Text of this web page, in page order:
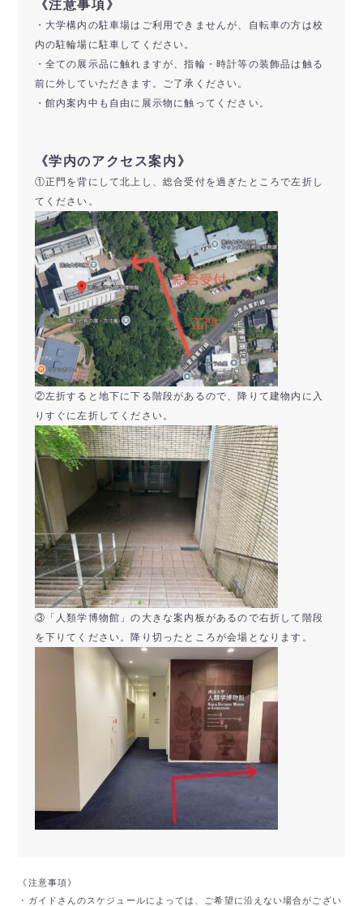
《注意事項》
・大学構内の駐車場はご利用できませんが、自転車の方は校
内の駐輪場に駐車してください。
・全ての展示品に触れますが、指輪・時計等の装飾品は触る
前に外していただきます。ご了承ください。
・館内案内中も自由に展示物に触ってください。
《学内のアクセス案内》
①正門を背にして北上し、総合受付を過ぎたところで左折し
てください。
②左折すると地下に下る階段があるので、降りて建物内に入
りすぐに左折してください。
③「人類学博物館」の大きな案内板があるので右折して階段
を下りてください。降り切ったところが会場となります。
《注意事項》
・ガイドさんのスケジュールによっては、ご希望に沿えない場合がござい